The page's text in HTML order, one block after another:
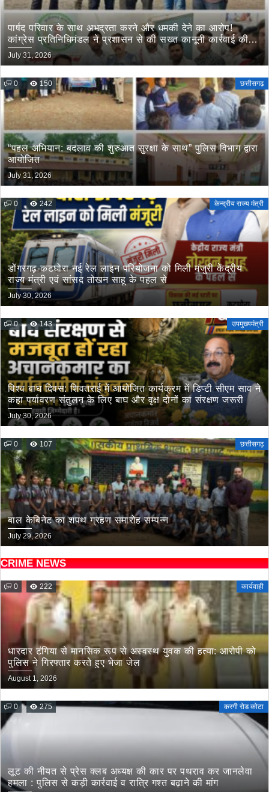
पार्षद परिवार के साथ अभद्रता करने और धमकी देने का आरोप!
कांग्रेस प्रतिनिधिमंडल ने प्रशासन से की सख्त कानूनी कार्रवाई की
मांग
July 31, 2026
0 150 छत्तीसगढ़
“पहल अभियान: बदलाव की शुरुआत सुरक्षा के साथ” पुलिस विभाग द्वारा
आयोजित
July 31, 2026
0 242 केन्द्रीय राज्य मंत्री
डोंगरगढ़-कटघोरा नई रेल लाइन परियोजना को मिली मंजुरी केंद्रीय
राज्य मंत्री एवं सांसद तोखन साहू के पहल से
July 30, 2026
0 143 उपमुख्यमंत्री
विश्व बाघ दिवस: शिवतराई में आयोजित कार्यक्रम में डिप्टी सीएम साव ने
कहा पर्यावरण संतुलन के लिए बाघ और वृक्ष दोनों का संरक्षण जरूरी
July 30, 2026
0 107 छत्तीसगढ़
बाल केबिनेट का शपथ ग्रहण समारोह सम्पन्न
July 29, 2026
CRIME NEWS
0 222 कार्यवाही
धारदार टंगिया से मानसिक रूप से अस्वस्थ युवक की हत्या: आरोपी को
पुलिस ने गिरफ्तार करते हुए भेजा जेल
August 1, 2026
0 275 करगी रोड कोटा
लूट की नीयत से प्रेस क्लब अध्यक्ष की कार पर पथराव कर जानलेवा
हमला : पुलिस से कड़ी कार्रवाई व रात्रि गश्त बढ़ाने की मांग